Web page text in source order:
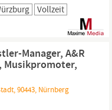
Vollzeit
Manager, A&R
Musikpromoter,
90443, Nürnberg